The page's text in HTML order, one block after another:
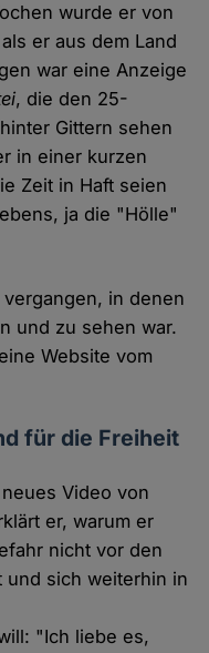
wurde er von
er aus dem Land
war eine Anzeige
, die den 25-
Gittern sehen
in einer kurzen
Zeit in Haft seien
ja die "Hölle"
in denen
und zu sehen war.
Website vom
für die Freiheit
Video von
er, warum er
nicht vor den
und sich weiterhin in
"Ich liebe es,